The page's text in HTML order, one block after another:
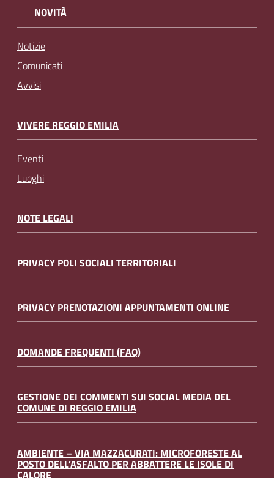
NOVITÀ
Notizie
Comunicati
Avvisi
VIVERE REGGIO EMILIA
Eventi
Luoghi
NOTE LEGALI
PRIVACY POLI SOCIALI TERRITORIALI
PRIVACY PRENOTAZIONI APPUNTAMENTI ONLINE
DOMANDE FREQUENTI (FAQ)
GESTIONE DEI COMMENTI SUI SOCIAL MEDIA DEL
COMUNE DI REGGIO EMILIA
AMBIENTE – VIA MAZZACURATI: MICROFORESTE AL
POSTO DELL’ASFALTO PER ABBATTERE LE ISOLE DI
CALORE